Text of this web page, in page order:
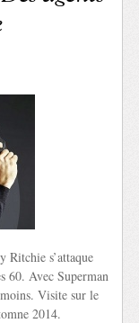
Ritchie s’attaque
60. Avec Superman
Visite sur le
2014.